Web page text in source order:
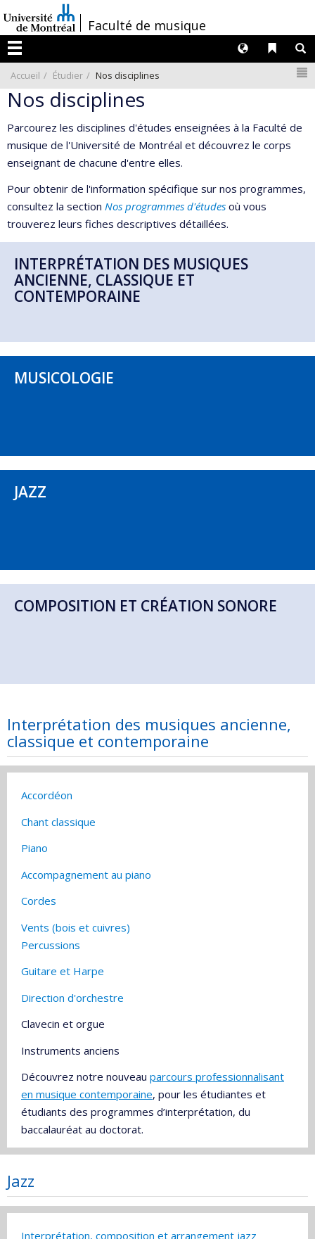
au
contenu
/Faculté de musique
Menu
Liens
Langues
Accueil Étudier Nos disciplines
Nos disciplines
Parcourez les disciplines d'études enseignées à la Faculté de
musique de l'Université de Montréal et découvrez le corps
enseignant de chacune d'entre elles.
Pour obtenir de l'information spécifique sur nos programmes,
consultez la section Nos programmes d'études où vous
trouverez leurs fiches descriptives détaillées.
INTERPRÉTATION DES MUSIQUES
ANCIENNE, CLASSIQUE ET
CONTEMPORAINE
MUSICOLOGIE
JAZZ
COMPOSITION ET CRÉATION SONORE
Interprétation des musiques ancienne,
classique et contemporaine
Accordéon
Chant classique
Piano
Accompagnement au piano
Cordes
Vents (bois et cuivres)
Percussions
Guitare et Harpe
Direction d'orchestre
Clavecin et orgue
Instruments anciens
Découvrez notre nouveau parcours professionnalisant
en musique contemporaine, pour les étudiantes et
étudiants des programmes d’interprétation, du
baccalauréat au doctorat.
Jazz
Interprétation, composition et arrangement jazz